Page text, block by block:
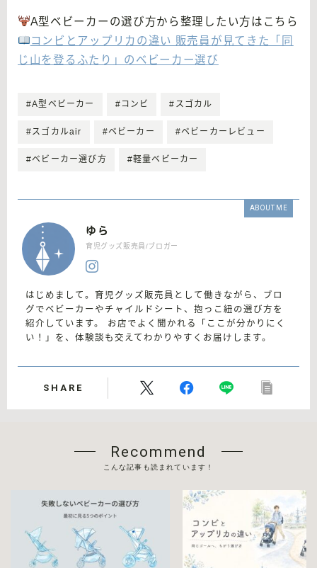
A型ベビーカーの選び方から整理したい方はこちら
コンビとアップリカの違い 販売員が見てきた「同
じ山を登るふたり」のベビーカー選び
#A型ベビーカー #コンビ #スゴカル
#スゴカルair #ベビーカー #ベビーカーレビュー
#ベビーカー選び方 #軽量ベビーカー
ABOUT ME
ゆら
育児グッズ販売員/ブロガー
はじめまして。育児グッズ販売員として働きながら、ブロ
グでベビーカーやチャイルドシート、抱っこ紐の選び方を
紹介しています。 お店でよく聞かれる「ここが分かりにく
い！」を、体験談も交えてわかりやすくお届けします。
SHARE
Recommend
こんな記事も読まれています！